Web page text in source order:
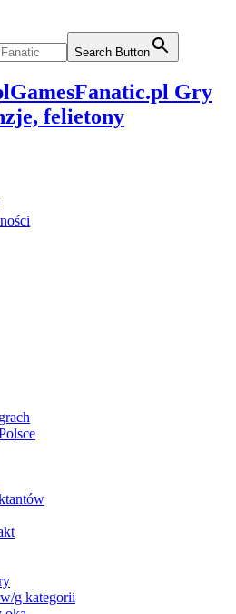
Search Button
GamesFanatic.pl Gry
felietony
g kategorii